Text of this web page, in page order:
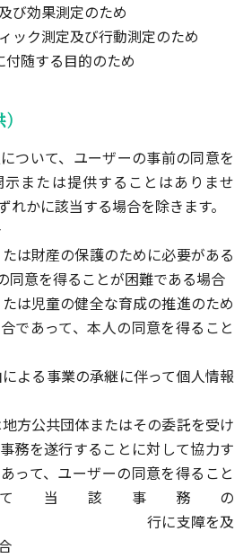
び効果測定のため
ック測定及び行動測定のため
随する目的のため
ついて、ユーザーの事前の同意を
または提供することはありませ
れかに該当する場合を除きます。
は財産の保護のために必要がある
同意を得ることが困難である場合
は児童の健全な育成の推進のため
であって、本人の同意を得ること
よる事業の承継に伴って個人情報
方公共団体またはその委託を受け
務を遂行することに対して協力す
って、ユーザーの同意を得ること
当該事務の
支障を及